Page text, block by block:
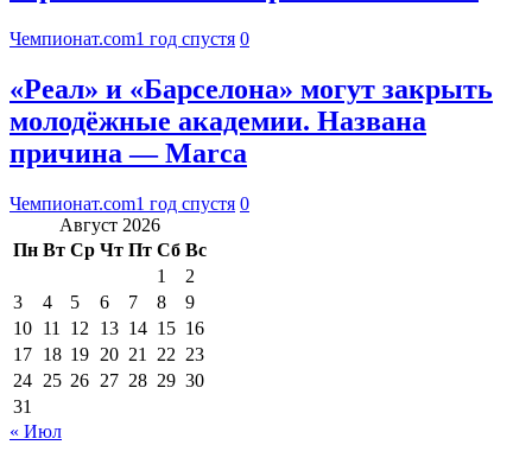
Чемпионат.com1 год спустя 0
«Реал» и «Барселона» могут закрыть
молодёжные академии. Названа
причина — Marca
Чемпионат.com1 год спустя 0
Август 2026
Пн Вт Ср Чт Пт Сб Вс
1
2
3
4 5 6 7 8
9
10 11 12 13 14 15 16
17 18 19 20 21 22 23
24 25 26 27 28 29 30
31
« Июл